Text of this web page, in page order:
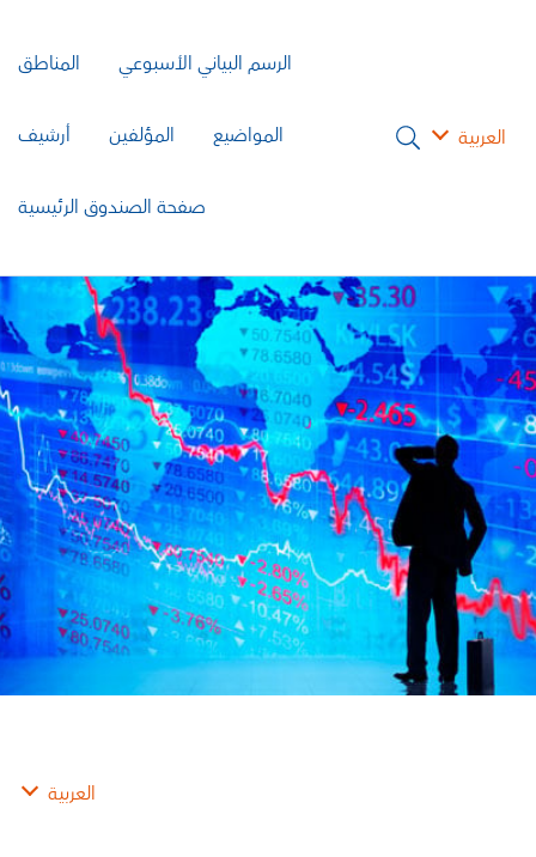
العربية
الرسم البياني الأسبوعي المناطق
المواضيع المؤلفين أرشيف
صفحة الصندوق الرئيسية
العربية